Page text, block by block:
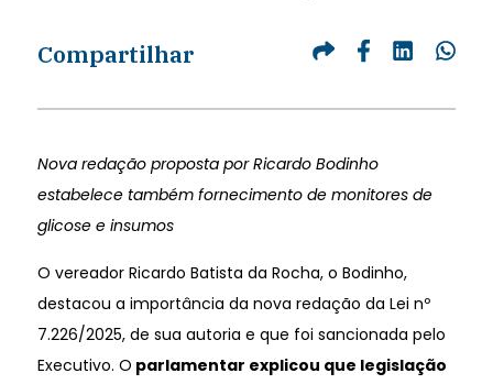
Compartilhar
Nova redação proposta por Ricardo Bodinho
estabelece também fornecimento de monitores de
glicose e insumos
O vereador Ricardo Batista da Rocha, o Bodinho,
destacou a importância da nova redação da Lei nº
7.226/2025, de sua autoria e que foi sancionada pelo
Executivo. O parlamentar explicou que legislação